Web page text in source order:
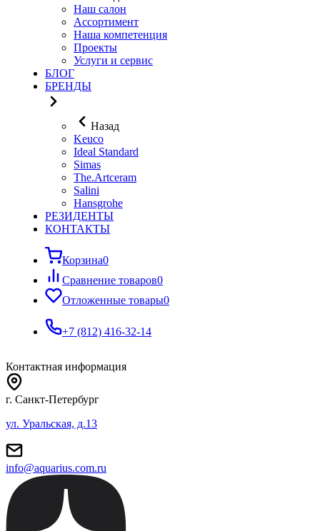
Наш салон
Ассортимент
Наша компетенция
Проекты
Услуги и сервис
БЛОГ
БРЕНДЫ
Назад
Keuco
Ideal Standard
Simas
The.Artceram
Salini
Hansgrohe
РЕЗИДЕНТЫ
КОНТАКТЫ
Корзина0
Сравнение товаров0
Отложенные товары0
+7 (812) 416-32-14
Контактная информация
г. Санкт-Петербург
ул. Уральская, д.13
info@aquarius.com.ru